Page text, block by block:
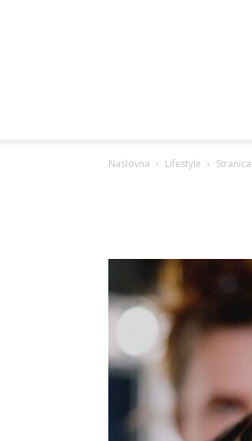
Naslovna Lifestyle